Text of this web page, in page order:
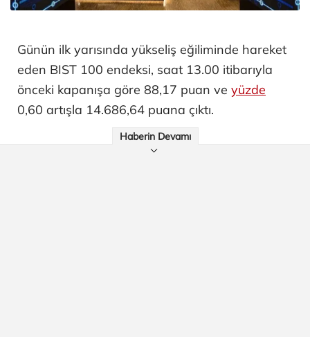
Günün ilk yarısında yükseliş eğiliminde hareket
eden BIST 100 endeksi, saat 13.00 itibarıyla
önceki kapanışa göre 88,17 puan ve yüzde
0,60 artışla 14.686,64 puana çıktı.
Haberin Devamı